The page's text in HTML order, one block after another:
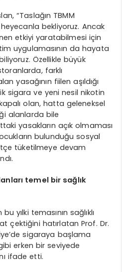
“Taslağın TBMM
bekliyoruz. Ancak
etkiyi yaratabilmesi için
uygulamasının da hayata
Özellikle büyük
farklı
yasağının fiilen aşıldığı
sigara ve yeni nesil nikotin
olan, hatta geleneksel
alanlarda bile
yasakların açık olmaması
bulunduğu sosyal
tüketilmeye devam
temel bir sağlık
yılki temasının sağlıklı
çektiğini hatırlatan Prof. Dr.
sigaraya başlama
erken bir seviyede
ifade etti.